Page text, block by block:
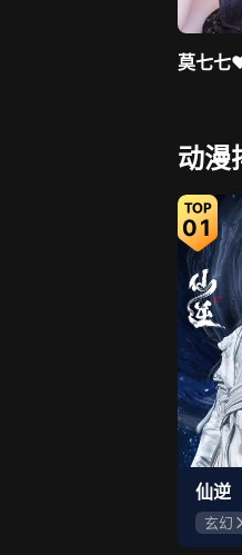
莫七七
冰璐！
动漫
01
仙逆
玄幻
张惠